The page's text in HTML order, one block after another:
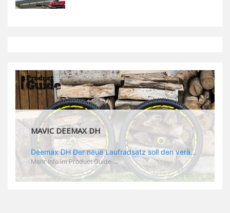
MAVIC DEEMAX DH
Deemax DH Der neue Laufradsatz soll den veränderten Ansprüchen im Downhill Einsatz gerecht werden: die Geschwindigkeiten werden immer höher, die Kräfte, die aufs Material wirken ebenfalls. Damit steigen natürlich auch die Ansprüche der Fahrer ans Material. Das einzige, was eventuell niedriger wird, ist der Reifendruck. Somit ergibt sich der Anforderungskatalog an das Deemax-Update. Hier ist das Ergebnis: - der Laufradsatz bekam eine neue Felge mit 28 mm Innenbreite. Laut Scott Sharples ist das der beste Kompromiss aus Stabilität, Gewicht und Steifigkeit, vor allem aber passt diese Breite am besten zu den Reifen, die aktuell auf dem Markt sind und im Renneinsatz gefahren werden. Es gehe auch breite und schmaler, 28 mm hätten sich aber im Test als Optimum herausgestellt. - mit einem 4D-Fertigungsprozess wurde die Materialverteilung optimiert: Stabilität dort, wo sie erforderlich ist, Gewichtsersparnis da, wo es Sinn macht. Somit gibt Mavic eine GGewichtsersparnis von 15 % an, ohne an Stabilität einzubüßen - neue, ultraleichte „double butted“ Speichen und ein super effizienter Freilauf - Mavics bewährtes UST System für perfekte Kompatibilität mit Tubeless Reifen - Gewicht (Laufradset): 1944 g)
Mehr Info im Product Guide ...